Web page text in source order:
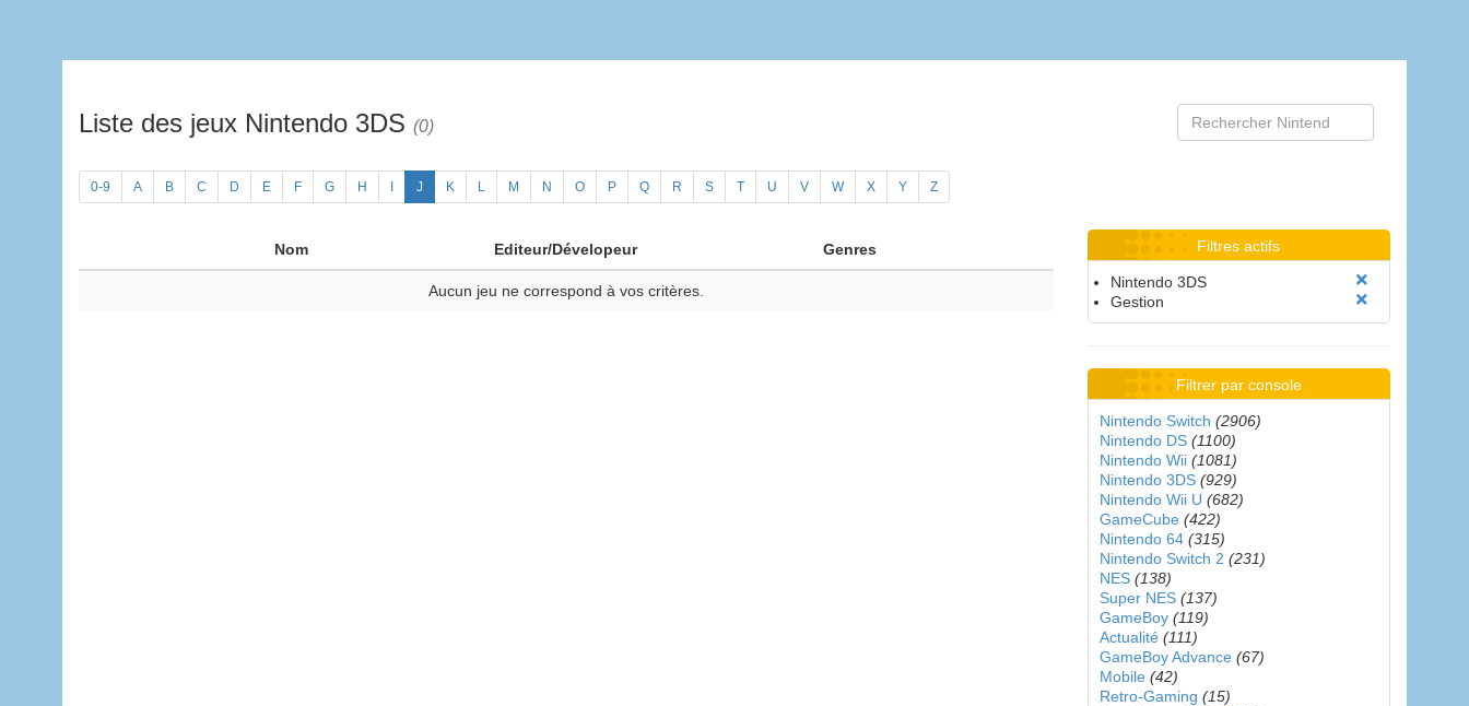
Liste des jeux Nintendo 3DS (0)
0-9 A B C D E F G H J K L M N O P Q R S T U V W X Y Z
Nom Editeur/Dévelopeur Genres
Aucun jeu ne correspond à vos critères.
Filtres actifs
Nintendo 3DS
Gestion
Filtrer par console
Nintendo Switch (2906)
Nintendo DS (1100)
Nintendo Wii (1081)
Nintendo 3DS (929)
Nintendo Wii U (682)
GameCube (422)
Nintendo 64 (315)
Nintendo Switch 2 (231)
NES (138)
Super NES (137)
GameBoy (119)
Actualité (111)
GameBoy Advance (67)
Mobile (42)
Retro-Gaming (15)